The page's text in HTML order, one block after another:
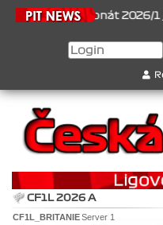
2026/1 je za
CF1L 2026 A
CF1L_BRITANIEServer 1